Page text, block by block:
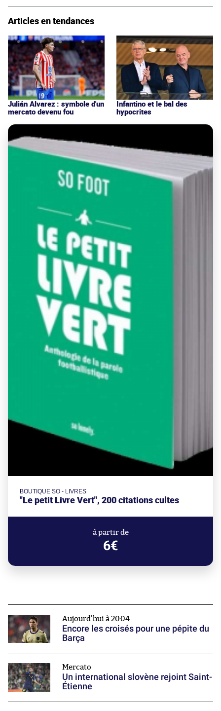
Articles en tendances
Julián Alvarez : symbole d'un
mercato devenu fou
Infantino et le bal des
hypocrites
BOUTIQUE SO - LIVRES
"Le petit Livre Vert", 200 citations cultes
à partir de
6€
Aujourd'hui à 20:04
Encore les croisés pour une pépite du
Barça
Mercato
Un international slovène rejoint Saint-
Étienne